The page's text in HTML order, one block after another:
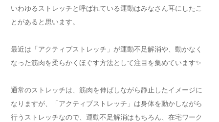
いわゆるストレッチと呼ばれている運動はみなさん耳にしたこ
とがあると思います。
最近は「アクティブストレッチ」が運動不足解消や、動かなく
なった筋肉を柔らかくほぐす方法として注目を集めています✨
通常のストレッチは、筋肉を伸ばしながら静止したイメージに
なりますが、「アクティブストレッチ」は身体を動かしながら
行うストレッチなので、運動不足解消はもちろん、在宅ワーク